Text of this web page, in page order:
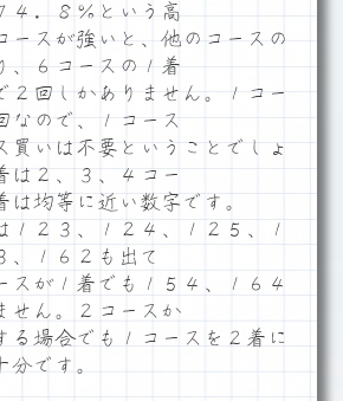
４．８％という高
ースが強いと、他のコースの
、６コースの１着
２回しかありません。１コー
なので、１コース
買いは不要ということでしょ
は２、３、４コー
は均等に近い数字です。
１２３、１２４、１２５、１
、１６２も出て
スが１着でも１５４、１６４
せん。２コースか
る場合でも１コースを２着に
分です。